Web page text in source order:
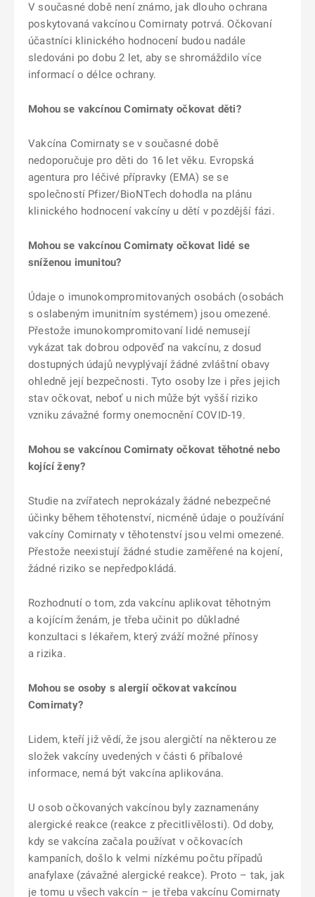
V současné době není známo, jak dlouho ochrana
poskytovaná vakcínou Comirnaty potrvá. Očkovaní
účastníci klinického hodnocení budou nadále
sledováni po dobu 2 let, aby se shromáždilo více
informací o délce ochrany.
Mohou se vakcínou Comirnaty očkovat děti?
Vakcína Comirnaty se v současné době
nedoporučuje pro děti do 16 let věku. Evropská
agentura pro léčivé přípravky (EMA) se se
společností Pfizer/BioNTech dohodla na plánu
klinického hodnocení vakcíny u dětí v pozdější fázi.
Mohou se vakcínou Comirnaty očkovat lidé se
sníženou imunitou?
Údaje o imunokompromitovaných osobách (osobách
s oslabeným imunitním systémem) jsou omezené.
Přestože imunokompromitovaní lidé nemusejí
vykázat tak dobrou odpověď na vakcínu, z dosud
dostupných údajů nevyplývají žádné zvláštní obavy
ohledně její bezpečnosti. Tyto osoby lze i přes jejich
stav očkovat, neboť u nich může být vyšší riziko
vzniku závažné formy onemocnění COVID-19.
Mohou se vakcínou Comirnaty očkovat těhotné nebo
kojící ženy?
Studie na zvířatech neprokázaly žádné nebezpečné
účinky během těhotenství, nicméně údaje o používání
vakcíny Comirnaty v těhotenství jsou velmi omezené.
Přestože neexistují žádné studie zaměřené na kojení,
žádné riziko se nepředpokládá.
Rozhodnutí o tom, zda vakcínu aplikovat těhotným
a kojícím ženám, je třeba učinit po důkladné
konzultaci s lékařem, který zváží možné přínosy
a rizika.
Mohou se osoby s alergií očkovat vakcínou
Comirnaty?
Lidem, kteří již vědí, že jsou alergičtí na některou ze
složek vakcíny uvedených v části 6 příbalové
informace, nemá být vakcína aplikována.
U osob očkovaných vakcínou byly zaznamenány
alergické reakce (reakce z přecitlivělosti). Od doby,
kdy se vakcína začala používat v očkovacích
kampaních, došlo k velmi nízkému počtu případů
anafylaxe (závažné alergické reakce). Proto – tak, jak
je tomu u všech vakcín – je třeba vakcínu Comirnaty